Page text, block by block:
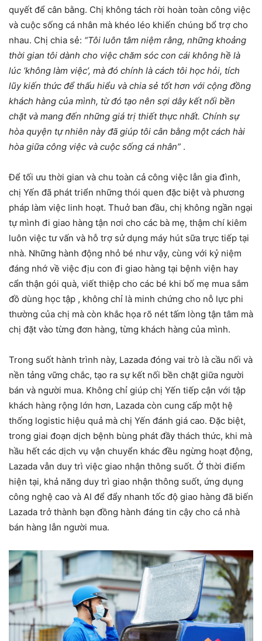
quyết để cân bằng. Chị không tách rời hoàn toàn công việc
và cuộc sống cá nhân mà khéo léo khiến chúng bổ trợ cho
nhau. Chị chia sẻ: “Tôi luôn tâm niệm rằng, những khoảng
thời gian tôi dành cho việc chăm sóc con cái không hề là
lúc ‘không làm việc’, mà đó chính là cách tôi học hỏi, tích
lũy kiến thức để thấu hiểu và chia sẻ tốt hơn với cộng đồng
khách hàng của mình, từ đó tạo nên sợi dây kết nối bền
chặt và mang đến những giá trị thiết thực nhất. Chính sự
hòa quyện tự nhiên này đã giúp tôi cân bằng một cách hài
hòa giữa công việc và cuộc sống cá nhân” .
Để tối ưu thời gian và chu toàn cả công việc lẫn gia đình,
chị Yến đã phát triển những thói quen đặc biệt và phương
pháp làm việc linh hoạt. Thuở ban đầu, chị không ngần ngại
tự mình đi giao hàng tận nơi cho các bà mẹ, thậm chí kiêm
luôn việc tư vấn và hỗ trợ sử dụng máy hút sữa trực tiếp tại
nhà. Những hành động nhỏ bé như vậy, cùng với kỷ niệm
đáng nhớ về việc địu con đi giao hàng tại bệnh viện hay
cẩn thận gói quà, viết thiệp cho các bé khi bố mẹ mua sắm
đồ dùng học tập , không chỉ là minh chứng cho nỗ lực phi
thường của chị mà còn khắc họa rõ nét tấm lòng tận tâm mà
chị đặt vào từng đơn hàng, từng khách hàng của mình.
Trong suốt hành trình này, Lazada đóng vai trò là cầu nối và
nền tảng vững chắc, tạo ra sự kết nối bền chặt giữa người
bán và người mua. Không chỉ giúp chị Yến tiếp cận với tập
khách hàng rộng lớn hơn, Lazada còn cung cấp một hệ
thống logistic hiệu quả mà chị Yến đánh giá cao. Đặc biệt,
trong giai đoạn dịch bệnh bùng phát đầy thách thức, khi mà
hầu hết các dịch vụ vận chuyển khác đều ngừng hoạt động,
Lazada vẫn duy trì việc giao nhận thông suốt. Ở thời điểm
hiện tại, khả năng duy trì giao nhận thông suốt, ứng dụng
công nghệ cao và AI để đẩy nhanh tốc độ giao hàng đã biến
Lazada trở thành bạn đồng hành đáng tin cậy cho cả nhà
bán hàng lẫn người mua.